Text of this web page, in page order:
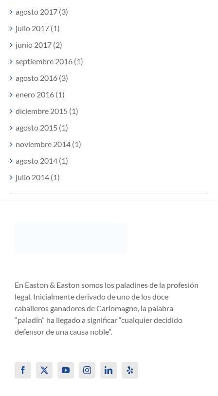
agosto 2017 (3)
julio 2017 (1)
junio 2017 (2)
septiembre 2016 (1)
agosto 2016 (3)
enero 2016 (1)
diciembre 2015 (1)
agosto 2015 (1)
noviembre 2014 (1)
agosto 2014 (1)
julio 2014 (1)
En Easton & Easton somos los paladines de la profesión
legal. Inicialmente derivado de uno de los doce
caballeros ganadores de Carlomagno, la palabra
“paladín” ha llegado a significar “cualquier decidido
defensor de una causa noble”.